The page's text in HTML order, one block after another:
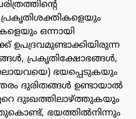
ഒന്നായി
പ്രകൃതിക്ഷോഭങ്ങള്‍,
ഭയപ്പെടുകയും
ദുരിതങ്ങള്‍ ഉണ്ടായാല്‍
ദുഃഖത്തിലാഴ്ത്തുകയും
ഭയത്തില്‍നിന്നും